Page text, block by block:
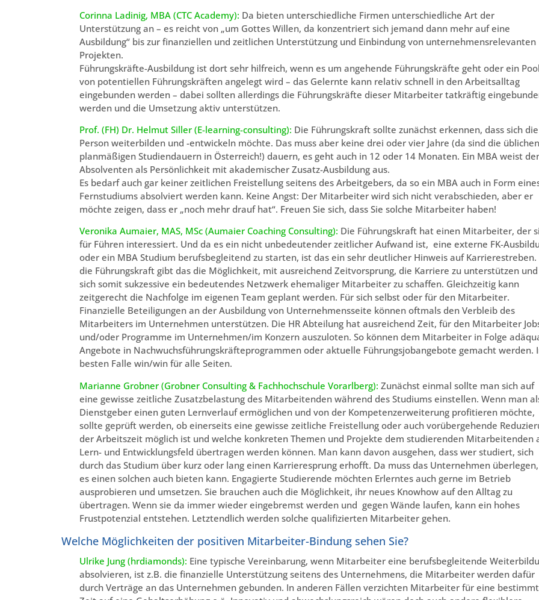
Corinna Ladinig, MBA (CTC Academy): Da bieten unterschiedliche Firmen unterschiedliche Art der
Unterstützung an – es reicht von „um Gottes Willen, da konzentriert sich jemand dann mehr auf eine
Ausbildung“ bis zur finanziellen und zeitlichen Unterstützung und Einbindung von unternehmensrelevanten
Projekten.
Führungskräfte-Ausbildung ist dort sehr hilfreich, wenn es um angehende Führungskräfte geht oder ein Pool
von potentiellen Führungskräften angelegt wird – das Gelernte kann relativ schnell in den Arbeitsalltag
eingebunden werden – dabei sollten allerdings die Führungskräfte dieser Mitarbeiter tatkräftig
werden und die Umsetzung aktiv unterstützen.
Prof. (FH) Dr. Helmut Siller (E-learning-consulting): Die Führungskraft sollte zunächst erkennen, dass sich die
Person weiterbilden und -entwickeln möchte. Das muss aber keine drei oder vier Jahre (da sind die üblichen
planmäßigen Studiendauern in Österreich!) dauern, es geht auch in 12 oder 14 Monaten. Ein MBA weist
Absolventen als Persönlichkeit mit akademischer Zusatz-Ausbildung aus.
Es bedarf auch gar keiner zeitlichen Freistellung seitens des Arbeitgebers, da so ein MBA auch in Form
Fernstudiums absolviert werden kann. Keine Angst: Der Mitarbeiter wird sich nicht verabschieden, aber er
möchte zeigen, dass er „noch mehr drauf hat“. Freuen Sie sich, dass Sie solche Mitarbeiter haben!
Veronika Aumaier, MAS, MSc (Aumaier Coaching Consulting): Die Führungskraft hat einen Mitarbeiter, der
für Führen interessiert. Und da es ein nicht unbedeutender zeitlicher Aufwand ist, eine externe FK-
oder ein MBA Studium berufsbegleitend zu starten, ist das ein sehr deutlicher Hinweis auf Karrierestreben.
die Führungskraft gibt das die Möglichkeit, mit ausreichend Zeitvorsprung, die Karriere zu unterstützen und
sich somit sukzessive ein bedeutendes Netzwerk ehemaliger Mitarbeiter zu schaffen. Gleichzeitig kann
zeitgerecht die Nachfolge im eigenen Team geplant werden. Für sich selbst oder für den Mitarbeiter.
Finanzielle Beteiligungen an der Ausbildung von Unternehmensseite können oftmals den Verbleib des
Mitarbeiters im Unternehmen unterstützen. Die HR Abteilung hat ausreichend Zeit, für den Mitarbeiter
und/oder Programme im Unternehmen/im Konzern auszuloten. So können dem Mitarbeiter in Folge
Angebote in Nachwuchsführungskräfteprogrammen oder aktuelle Führungsjobangebote gemacht werden.
besten Falle win/win für alle Seiten.
Marianne Grobner (Grobner Consulting & Fachhochschule Vorarlberg): Zunächst einmal sollte man sich auf
eine gewisse zeitliche Zusatzbelastung des Mitarbeitenden während des Studiums einstellen. Wenn man
Dienstgeber einen guten Lernverlauf ermöglichen und von der Kompetenzerweiterung profitieren möchte,
sollte geprüft werden, ob einerseits eine gewisse zeitliche Freistellung oder auch vorübergehende
der Arbeitszeit möglich ist und welche konkreten Themen und Projekte dem studierenden Mitarbeitenden
Lern- und Entwicklungsfeld übertragen werden können. Man kann davon ausgehen, dass wer studiert, sich
durch das Studium über kurz oder lang einen Karrieresprung erhofft. Da muss das Unternehmen
es einen solchen auch bieten kann. Engagierte Studierende möchten Erlerntes auch gerne im Betrieb
ausprobieren und umsetzen. Sie brauchen auch die Möglichkeit, ihr neues Knowhow auf den Alltag zu
übertragen. Wenn sie da immer wieder eingebremst werden und gegen Wände laufen, kann ein hohes
Frustpotenzial entstehen. Letztendlich werden solche qualifizierten Mitarbeiter gehen.
Welche Möglichkeiten der positiven Mitarbeiter-Bindung sehen Sie?
Ulrike Jung (hrdiamonds): Eine typische Vereinbarung, wenn Mitarbeiter eine berufsbegleitende
absolvieren, ist z.B. die finanzielle Unterstützung seitens des Unternehmens, die Mitarbeiter werden dafür
durch Verträge an das Unternehmen gebunden. In anderen Fällen verzichten Mitarbeiter für eine